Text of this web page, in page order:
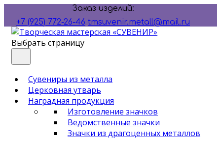
Заказ изделий:
+7 (925) 772-26-46 tmsuvenir.metall@mail.ru
Выбрать страницу
Сувениры из металла
Церковная утварь
Наградная продукция
Изготовление значков
Ведомственные значки
Значки из драгоценных металлов